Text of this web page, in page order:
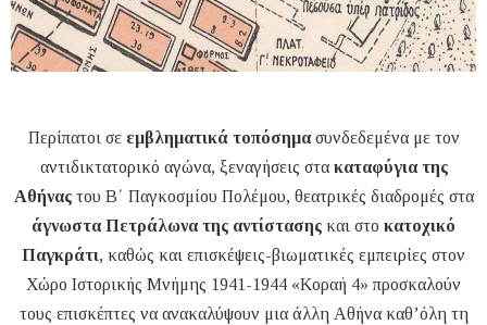
Περίπατοι σε εμβληματικά τοπόσημασυνδεδεμένα με τον
αντιδικτατορικό αγώνα, ξεναγήσεις στα καταφύγια της
Αθήνας του Β΄ Παγκοσμίου Πολέμου, θεατρικές διαδρομές στα
άγνωστα Πετράλωνα της αντίστασης και στο κατοχικό
Παγκράτι, καθώς και επισκέψεις-βιωματικές εμπειρίες στον
Χώρο Ιστορικής Μνήμης 1941-1944 «Κοραή 4» προσκαλούν
τους επισκέπτες να ανακαλύψουν μια άλλη Αθήνα καθ’όλη τη